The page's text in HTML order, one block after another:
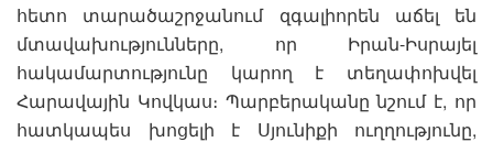
հետո տարածաշրջանում զգալիորեն աճել են
մտավախությունները, որ Իրան-Իսրայել
հակամարտությունը կարող է տեղափոխվել
Հարավային Կովկաս։ Պարբերականը նշում է, որ
հատկապես խոցելի է Սյունիքի ուղղությունը,